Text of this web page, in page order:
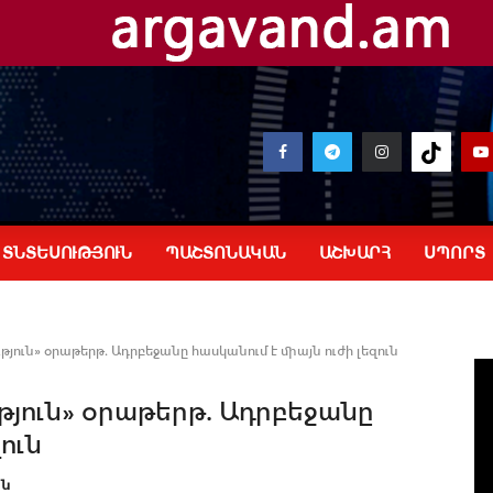
ՏՆՏԵՍՈՒԹՅՈՒՆ ՊԱՇՏՈՆԱԿԱՆ ԱՇԽԱՐՀ ՍՊՈՐՏ
օրաթերթ. Ադրբեջանը հասկանում է միայն ուժի լեզուն
օրաթերթ. Ադրբեջանը